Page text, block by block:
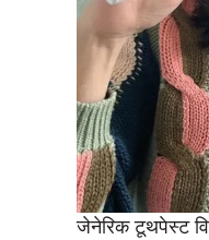
जेनेरिक टूथपेस्ट